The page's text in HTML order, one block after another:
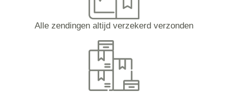
Alle zendingen altijd verzekerd verzonden